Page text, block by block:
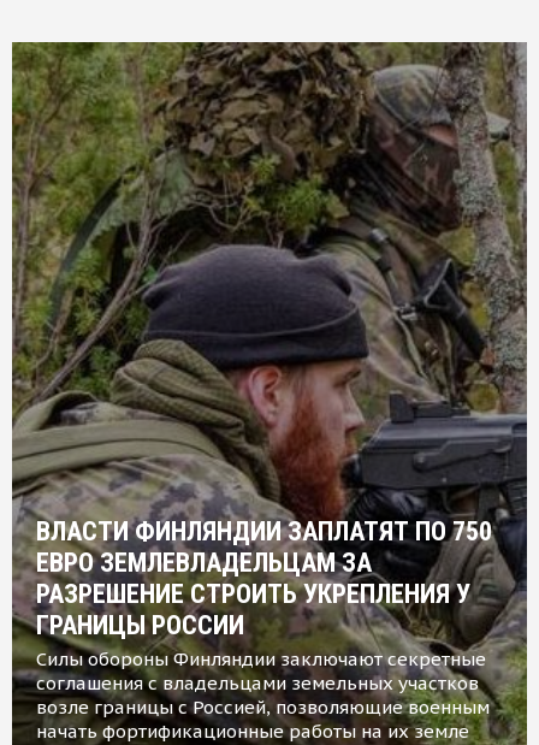
ВЛАСТИ ФИНЛЯНДИИ ЗАПЛАТЯТ ПО 750
ЕВРО ЗЕМЛЕВЛАДЕЛЬЦАМ ЗА
РАЗРЕШЕНИЕ СТРОИТЬ УКРЕПЛЕНИЯ У
ГРАНИЦЫ РОССИИ
Силы обороны Финляндии заключают секретные
соглашения с владельцами земельных участков
возле границы с Россией, позволяющие военным
начать фортификационные работы на их земле